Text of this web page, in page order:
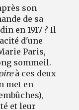
son
de sa
en 1917 ? Il
d'une
Paris,
sommeil.
à ces deux
met en
et leur